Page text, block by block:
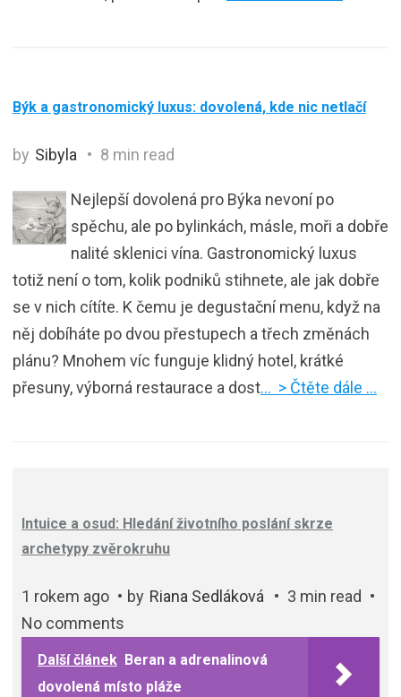
Býk a gastronomický luxus: dovolená, kde nic netlačí
by Sibyla 8 min read
Nejlepší dovolená pro Býka nevoní po
spěchu, ale po bylinkách, másle, moři a dobře
nalité sklenici vína. Gastronomický luxus
totiž není o tom, kolik podniků stihnete, ale jak dobře
se v nich cítíte. K čemu je degustační menu, když na
něj dobíháte po dvou přestupech a třech změnách
plánu? Mnohem víc funguje klidný hotel, krátké
přesuny, výborná restaurace a dost… > Čtěte dále …
Intuice a osud: Hledání životního poslání skrze
archetypy zvěrokruhu
1 rokem ago by Riana Sedláková
3 min read
No comments
Další článek Beran a adrenalinová
dovolená místo pláže